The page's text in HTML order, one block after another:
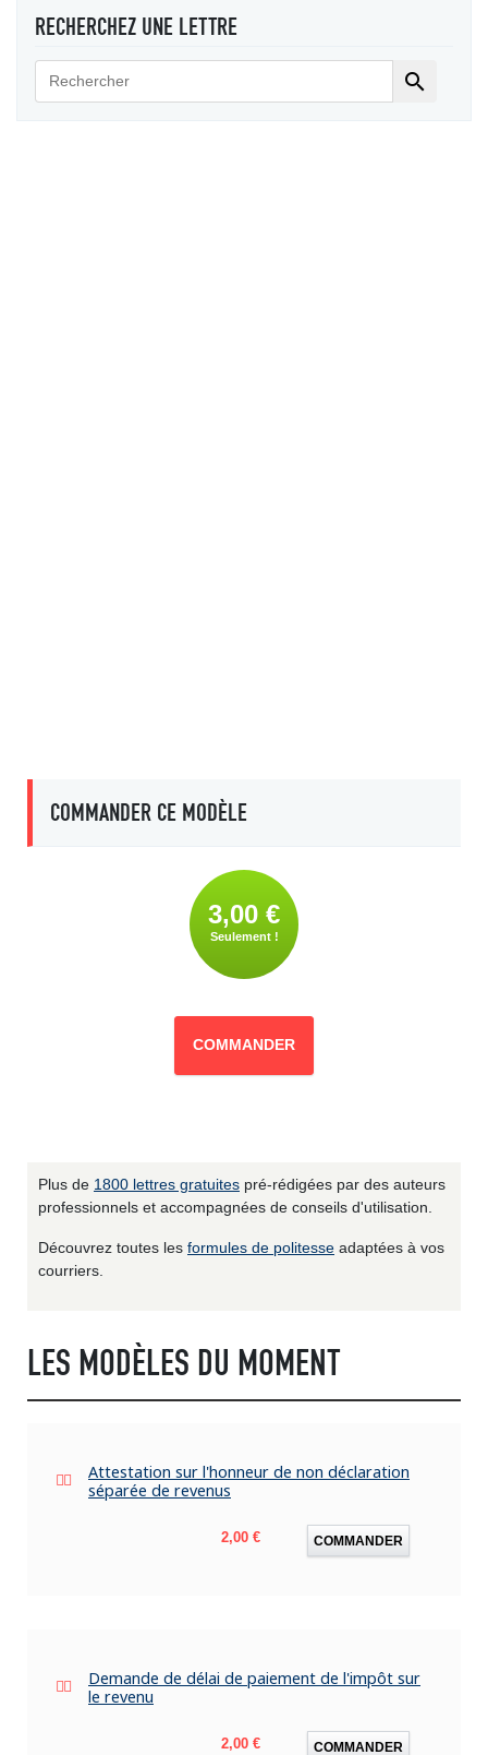
RECHERCHEZ UNE LETTRE

COMMANDER CE MODÈLE
3,00 €
Seulement !
COMMANDER
Plus de 1800 lettres gratuites pré-rédigées par des auteurs
professionnels et accompagnées de conseils d'utilisation.
Découvrez toutes les formules de politesse adaptées à vos
courriers.
LES MODÈLES DU MOMENT
Attestation sur l'honneur de non déclaration
séparée de revenus
Prix
2,00 € COMMANDER
Demande de délai de paiement de l'impôt sur
le revenu
Prix
2,00 € COMMANDER